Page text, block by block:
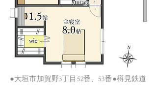
●大垣市加賀野3丁目52番、53番●樽見鉄道